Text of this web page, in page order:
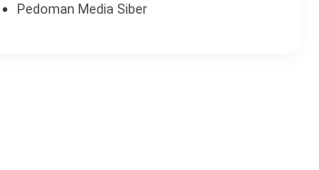
Pedoman Media Siber